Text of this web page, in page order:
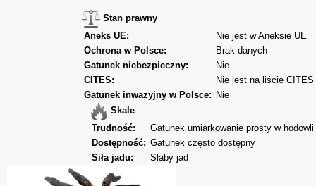
Stan prawny
Aneks UE:
Nie jest w Aneksie UE
Ochrona w Polsce:
Brak danych
Gatunek niebezpieczny:
Nie
CITES:
Nie jest na liście CITES
Gatunek inwazyjny w Polsce: Nie
Skale
Trudność:
Gatunek umiarkowanie prosty w hodowli
Dostępność: Gatunek często dostępny
Siła jadu:
Słaby jad